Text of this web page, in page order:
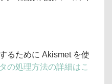
るために Akismet を使
の処理方法の詳細はこ